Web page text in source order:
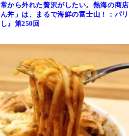
から外れた贅沢がしたい。熱海の商店
丼」は、まるで海鮮の富士山！：パリ
』第250回